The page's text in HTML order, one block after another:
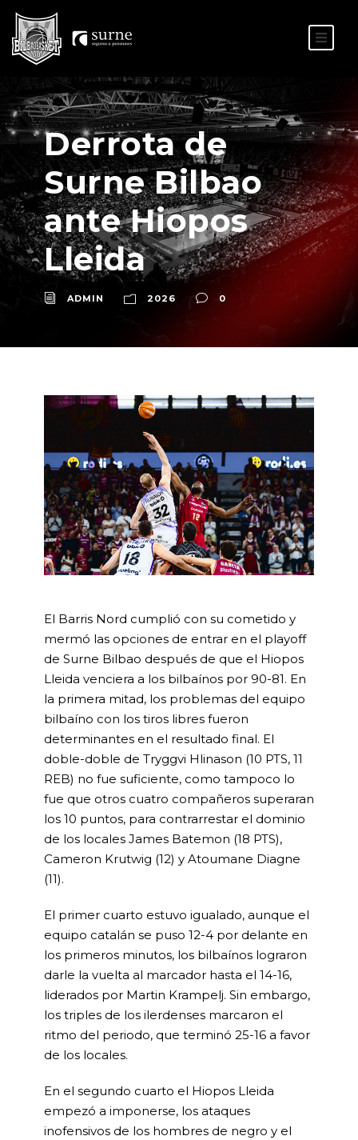
Derrota de
Surne Bilbao
ante Hiopos
Lleida
ADMIN 2026 0
El Barris Nord cumplió con su cometido y
mermó las opciones de entrar en el playoff
de Surne Bilbao después de que el Hiopos
Lleida venciera a los bilbaínos por 90-81. En
la primera mitad, los problemas del equipo
bilbaíno con los tiros libres fueron
determinantes en el resultado final. El
doble-doble de Tryggvi Hlinason (10 PTS, 11
REB) no fue suficiente, como tampoco lo
fue que otros cuatro compañeros superaran
los 10 puntos, para contrarrestar el dominio
de los locales James Batemon (18 PTS),
Cameron Krutwig (12) y Atoumane Diagne
(11).
El primer cuarto estuvo igualado, aunque el
equipo catalán se puso 12-4 por delante en
los primeros minutos, los bilbaínos lograron
darle la vuelta al marcador hasta el 14-16,
liderados por Martin Krampelj. Sin embargo,
los triples de los ilerdenses marcaron el
ritmo del periodo, que terminó 25-16 a favor
de los locales.
En el segundo cuarto el Hiopos Lleida
empezó a imponerse, los ataques
inofensivos de los hombres de negro y el